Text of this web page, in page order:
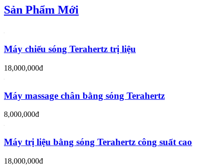
Sản Phẩm Mới
Máy chiếu sóng Terahertz trị liệu
18,000,000đ
Máy massage chân bằng sóng Terahertz
8,000,000đ
Máy trị liệu bằng sóng Terahertz công suất cao
18,000,000đ